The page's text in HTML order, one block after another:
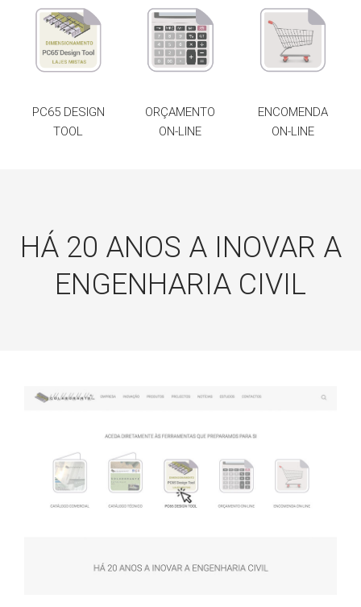
PC65 DESIGN
TOOL
ORÇAMENTO
ON-LINE
ENCOMENDA
ON-LINE
HÁ 20 ANOS A INOVAR A
ENGENHARIA CIVIL